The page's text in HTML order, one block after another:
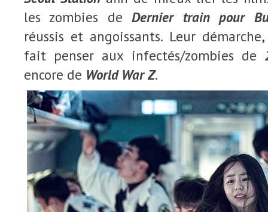
les zombies deDernier train pour
réussis et angoissants. Leur
fait penser aux infectés/zombies de
encore de World War Z.